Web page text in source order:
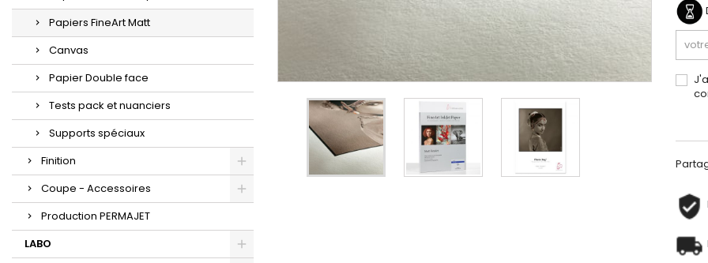
Papiers FineArt Matt
Canvas
Papier Double face
Tests pack et nuanciers
Supports spéciaux
Finition
Coupe - Accessoires
Production PERMAJET
LABO